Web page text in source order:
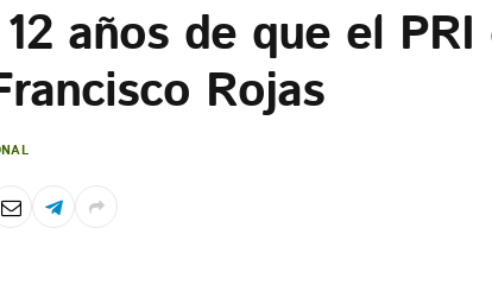
años de que el
Rojas